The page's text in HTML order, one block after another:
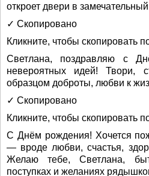
откроет двери в
✓ Скопировано
Кликните, чтобы скопировать
Светлана, поздравляю с
невероятных идей! Твори,
образцом доброты, любви к
✓ Скопировано
Кликните, чтобы скопировать
С Днём рождения! Хочется
— вроде любви, счастья,
Желаю тебе, Светлана,
поступках и желаниях